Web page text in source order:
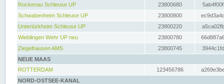
Rockenau Schleuse UP
23800680
Schwabenheim Schleuse UP
23800800
Untertürkheim Schleuse UP
23800220
Wieblingen Wehr UP neu
23800780
Ziegelhausen AMS
23800745
NEUE MAAS
ROTTERDAM
123456786
NORD-OSTSEE-KANAL